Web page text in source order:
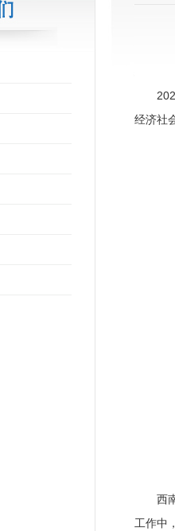
经济社
西
工作中